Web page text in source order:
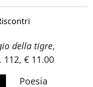
della tigre,
112, € 11.00
Poesia